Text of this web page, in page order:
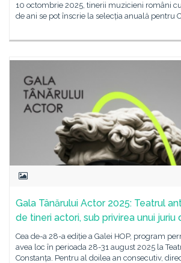
10 octombrie 2025, tinerii muzicieni români
de ani se pot înscrie la selecția anuală pentru
Gala Tânărului Actor 2025: Teatrul
de tineri actori, sub privirea unui juriu
Cea de-a 28-a ediție a Galei HOP, program
avea loc în perioada 28-31 august 2025 la
Constanța. Pentru al doilea an consecutiv,